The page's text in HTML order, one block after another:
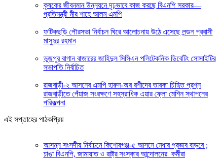
কৃষকের জীবনমান উন্নয়নে দৃঢ়ভাবে কাজ করছে বিএনপি সরকার—
প্রতিমন্ত্রী মীর শাহে আলম এমপি
ফটিকছড়ি পৌরসভা নির্বাচন ঘিরে আলোচনায় উঠে এসেছে লন্ডন প্রবাসী
মাসুদুর রহমান
ভুজপুর বাগান বাজারের জাহিদুল সিসিএন পলিটেকনিক ডিবেটিং সোসাইটির
সভাপতি নির্বাচিত
রাজবাড়ী-২ আসনের এমপি হারুন-অর রশীদের তারকা চিহিৃত প্রশ্ন
রাজবাড়ীতে পেঁয়াজ সংরক্ষণে সহস্রাধিক এয়ার ফ্লো মেশিন স্থাপনের
পরিকল্পনা
এই সপ্তাহের পাঠকপ্রিয়
আসন্ন সংসদীয় নির্বাচনে কিশোরগঞ্জ-৫ আসনে মেধার প্রভাব বাড়বে ;
চাঙা বিএনপি, জামায়াত ও রাষ্ট্র সংস্কার আন্দোলনের কর্মীরা